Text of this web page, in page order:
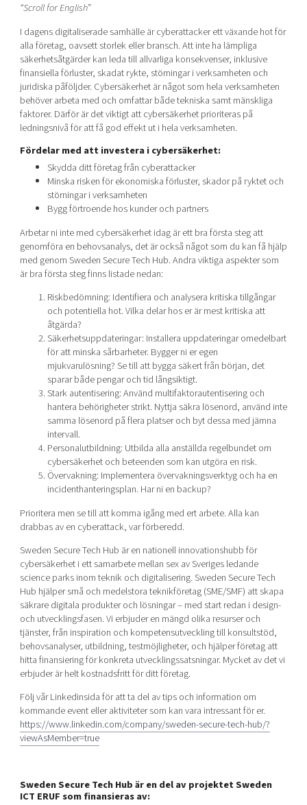
Reversed mentorship
Current offers and activities
Funding opportunities
Our clusters
Reach out to us
Locations
“Scroll for English”
I dagens digitaliserade samhälle är cyberattacker ett växande hot för
alla företag, oavsett storlek eller bransch. Att inte ha lämpliga
säkerhetsåtgärder kan leda till allvarliga konsekvenser, inklusive
finansiella förluster, skadat rykte, störningar i verksamheten och
juridiska påföljder. Cybersäkerhet är något som hela verksamheten
behöver arbeta med och omfattar både tekniska samt mänskliga
faktorer. Därför är det viktigt att cybersäkerhet prioriteras på
ledningsnivå för att få god effekt ut i hela verksamheten.
Fördelar med att investera i cybersäkerhet:
Skydda ditt företag från cyberattacker
Minska risken för ekonomiska förluster, skador på ryktet och
störningar i verksamheten
Bygg förtroende hos kunder och partners
Arbetar ni inte med cybersäkerhet idag är ett bra första steg att
genomföra en behovsanalys, det är också något som du kan få hjälp
med genom Sweden Secure Tech Hub. Andra viktiga aspekter som
är bra första steg finns listade nedan:
Riskbedömning: Identifiera och analysera kritiska tillgångar
och potentiella hot. Vilka delar hos er är mest kritiska att
åtgärda?
Säkerhetsuppdateringar: Installera uppdateringar omedelbart
för att minska sårbarheter. Bygger ni er egen
mjukvarulösning? Se till att bygga säkert från början, det
sparar både pengar och tid långsiktigt.
Stark autentisering: Använd multifaktorautentisering och
hantera behörigheter strikt. Nyttja säkra lösenord, använd inte
samma lösenord på flera platser och byt dessa med jämna
intervall.
Personalutbildning: Utbilda alla anställda regelbundet om
cybersäkerhet och beteenden som kan utgöra en risk.
Övervakning: Implementera övervakningsverktyg och ha en
incidenthanteringsplan. Har ni en backup?
Prioritera men se till att komma igång med ert arbete. Alla kan
drabbas av en cyberattack, var förberedd.
Sweden Secure Tech Hub är en nationell innovationshubb för
cybersäkerhet i ett samarbete mellan sex av Sveriges ledande
science parks inom teknik och digitalisering. Sweden Secure Tech
Hub hjälper små och medelstora teknikföretag (SME/SMF) att skapa
säkrare digitala produkter och lösningar – med start redan i design-
och utvecklingsfasen. Vi erbjuder en mängd olika resurser och
tjänster, från inspiration och kompetensutveckling till konsultstöd,
behovsanalyser, utbildning, testmöjligheter, och hjälper företag att
hitta finansiering för konkreta utvecklingssatsningar. Mycket av det vi
erbjuder är helt kostnadsfritt för ditt företag.
Följ vår Linkedinsida för att ta del av tips och information om
kommande event eller aktiviteter som kan vara intressant för er.
https://www.linkedin.com/company/sweden-secure-tech-hub/?
viewAsMember=true
Sweden Secure Tech Hub är en del av projektet Sweden
ICT ERUF som finansieras av: